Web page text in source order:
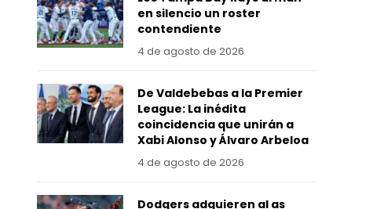
en silencio un roster
contendiente
4 de agosto de 2026
De Valdebebas a la Premier
League: La inédita
coincidencia que unirán a
Xabi Alonso y Álvaro Arbeloa
4 de agosto de 2026
Dodgers adquieren al as